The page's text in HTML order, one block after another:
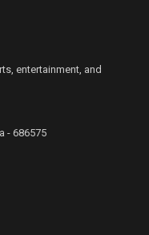
entertainment, and
- 686575